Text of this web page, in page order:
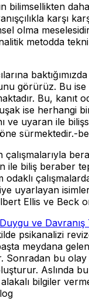
bilimsellikten
karşı
olma
metodda
görürüz. Bu ise
Bu, kanıt
ise herhangi
ve uyaran ile
öne sürmektedir.-
çalışmalarıyla
ile biliş beraber
odaklı
uyarlayan
Ellis ve Beck
ve Davranış
psikanalizi
meydana
Sonradan bu
Aslında
bilgiler